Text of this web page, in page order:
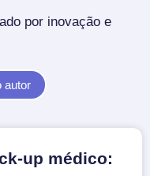
por inovação e
autor
up médico: